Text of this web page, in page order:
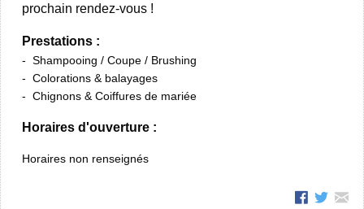
prochain rendez-vous !
Prestations :
Shampooing / Coupe / Brushing
Colorations & balayages
Chignons & Coiffures de mariée
Horaires d'ouverture :
Horaires non renseignés